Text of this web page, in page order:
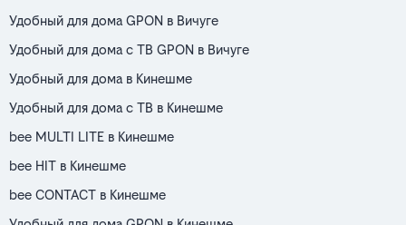
Удобный для дома GPON в Вичуге
Удобный для дома с ТВ GPON в Вичуге
Удобный для дома в Кинешме
Удобный для дома с ТВ в Кинешме
bee MULTI LITE в Кинешме
bee HIT в Кинешме
bee CONTACT в Кинешме